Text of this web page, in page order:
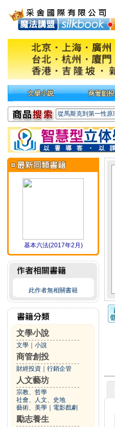
基本六法(2017年2月)
此作者無相關書籍
文學小說
文學 小說
商管創投
財經投資 行銷企管
人文藝坊
宗教、哲學
社會、人文、史地
藝術、美學
電影戲劇
勵志養生